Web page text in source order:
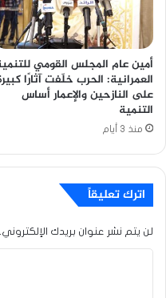
أمين عام المجلس القومي
العمرانية: الحرب خلّفت آثارًا
على النازحين والإعمار أساس
التنمية
منذ 3 أيام
اترك تعليقاً
لن يتم نشر عنوان بريدك الإلكتروني.